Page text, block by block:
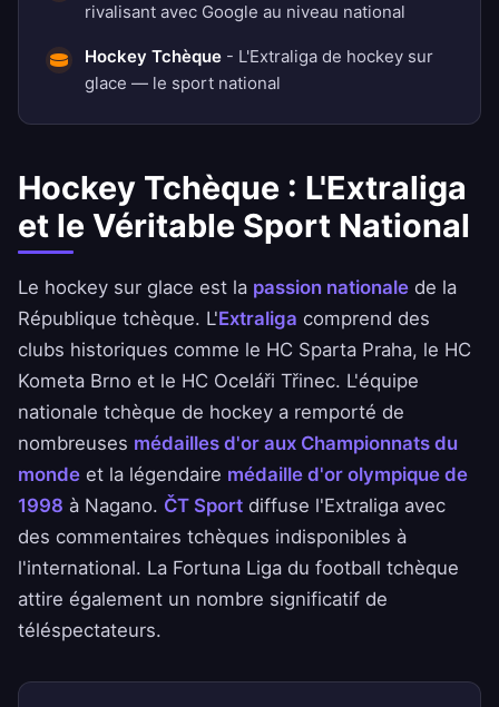
rivalisant avec Google au niveau national
Hockey Tchèque - L'Extraliga de hockey sur
glace — le sport national
Hockey Tchèque : L'Extraliga
et le Véritable Sport National
Le hockey sur glace est la passion nationale de la
République tchèque. L'Extraliga comprend des
clubs historiques comme le HC Sparta Praha, le HC
Kometa Brno et le HC Oceláři Třinec. L'équipe
nationale tchèque de hockey a remporté de
nombreuses médailles d'or aux Championnats du
monde et la légendaire médaille d'or olympique de
1998 à Nagano. ČT Sport diffuse l'Extraliga avec
des commentaires tchèques indisponibles à
l'international. La Fortuna Liga du football tchèque
attire également un nombre significatif de
téléspectateurs.